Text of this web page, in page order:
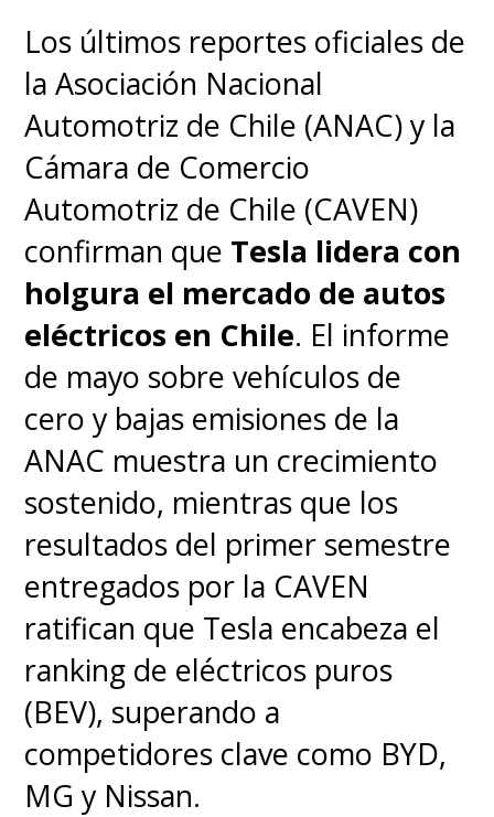
Forestal Nacional de Tianmen
Mountain.
Ver esta publicación en Instagram
Una publicación compartida por @drivegreen_livegreen
Los últimos reportes oficiales de
la Asociación Nacional
Automotriz de Chile (ANAC) y la
Cámara de Comercio
Automotriz de Chile (CAVEN)
confirman que Tesla lidera con
holgura el mercado de autos
eléctricos en Chile. El informe
de mayo sobre vehículos de
cero y bajas emisiones de la
ANAC muestra un crecimiento
sostenido, mientras que los
resultados del primer semestre
entregados por la CAVEN
ratifican que Tesla encabeza el
ranking de eléctricos puros
(BEV), superando a
competidores clave como BYD,
MG y Nissan.